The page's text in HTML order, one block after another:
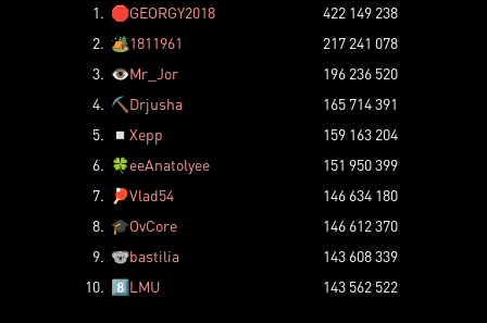
1. 🛑GEORGY2018
422 149 238
2. 🏕️1811961
217 241 078
3. 👁️Mr_Jor
196 236 520
4. ⛏️ Drjusha
165 714 391
5.
◽ Xepp
159 163 204
6. 🍀eeAnatolyee
151 950 399
7.
🏓Vlad54
146 634 180
8. 🎓OvCore
146 612 370
9. 🐨bastilia
143 608 339
10. 8️⃣LMU 143 562 522